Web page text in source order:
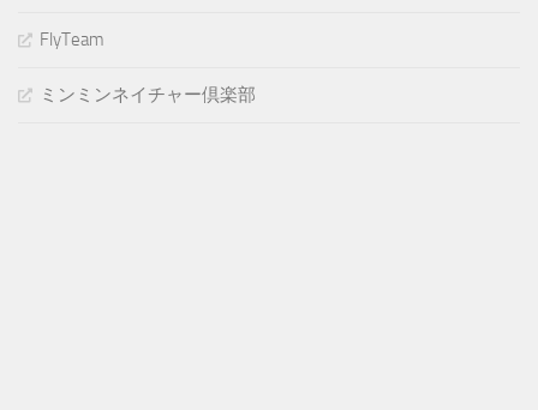
FlyTeam
ミンミンネイチャー倶楽部